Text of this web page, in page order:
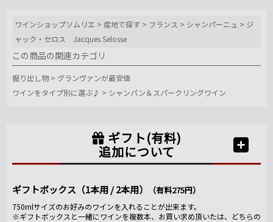
ワインショップソムリエ > 産地で探す > フランス > シャンパーニュ > ジ
ャック・セロス Jacques Selosse
この商品の関連カテゴリ
掘り出し物 > グランヴァンが最安値
ワインをタイプ別に選ぶ♪ > シャンパン＆スパークリングワイン
ギフト(有料)
追加について
ギフトボックス（1本用 / 2本用） （有料275円）
750mlサイズのお好みのワインを入れることが出来ます。
※ギフトボックスと一緒にワインを複数本、お買い求め頂いたは、どちらの